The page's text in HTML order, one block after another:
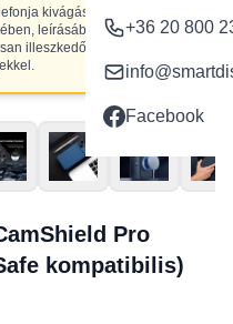
+36 20 800
Facebook
kivágásaival, NE
leírásában szereplő
illeszkedő
Pro
kompatibilis)